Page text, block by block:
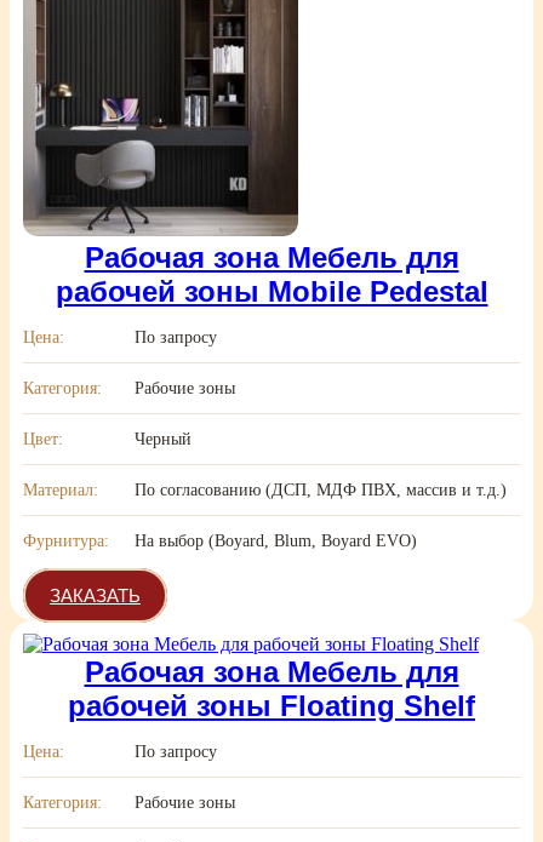
Рабочая зона Мебель для
рабочей зоны Mobile Pedestal
Цена: По запросу
Категория: Рабочие зоны
Цвет: Черный
Материал: По согласованию (ДСП, МДФ ПВХ, массив и т.д.)
Фурнитура: На выбор (Boyard, Blum, Boyard EVO)
ЗАКАЗАТЬ
Рабочая зона Мебель для
рабочей зоны Floating Shelf
Цена: По запросу
Категория: Рабочие зоны